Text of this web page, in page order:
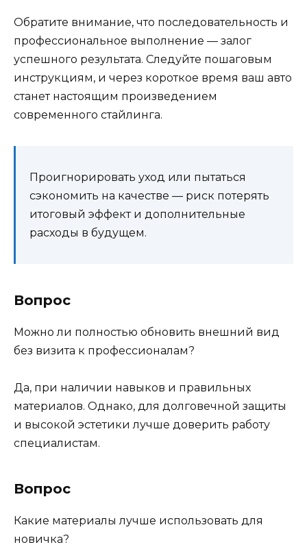
Обратите внимание, что последовательность и
профессиональное выполнение — залог
успешного результата. Следуйте пошаговым
инструкциям, и через короткое время ваш авто
станет настоящим произведением
современного стайлинга.
Проигнорировать уход или пытаться
сэкономить на качестве — риск потерять
итоговый эффект и дополнительные
расходы в будущем.
Вопрос
Можно ли полностью обновить внешний вид
без визита к профессионалам?
Да, при наличии навыков и правильных
материалов. Однако, для долговечной защиты
и высокой эстетики лучше доверить работу
специалистам.
Вопрос
Какие материалы лучше использовать для
новичка?